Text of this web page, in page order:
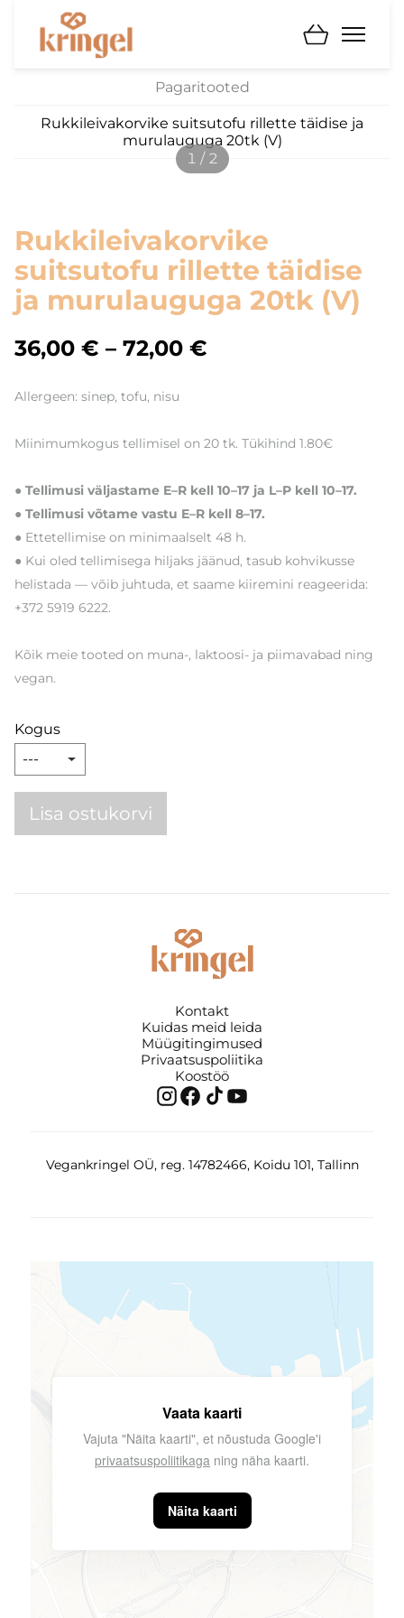
Pagaritooted
Rukkileivakorvike suitsutofu rillette täidise ja
murulauguga 20tk (V)
1 / 2
Rukkileivakorvike
suitsutofu rillette täidise
ja murulauguga 20tk (V)
36,00 € – 72,00 €
Allergeen: sinep, tofu, nisu
Miinimumkogus tellimisel on 20 tk. Tükihind 1.80€
● Tellimusi väljastame E–R kell 10–17 ja L–P kell 10–17.
● Tellimusi võtame vastu E–R kell 8–17.
● Ettetellimise on minimaalselt 48 h.
● Kui oled tellimisega hiljaks jäänud, tasub kohvikusse
helistada — võib juhtuda, et saame kiiremini reageerida:
+372 5919 6222.
Kõik meie tooted on muna-, laktoosi- ja piimavabad ning
vegan.
Kogus
Lisa ostukorvi
Kontakt
Kuidas meid leida
Müügitingimused
Privaatsuspoliitika
Koostöö
Vegankringel OÜ, reg. 14782466, Koidu 101, Tallinn
Vaata kaarti
Vajuta "Näita kaarti", et nõustuda Google'i
privaatsuspoliitikaga ning näha kaarti.
Näita kaarti